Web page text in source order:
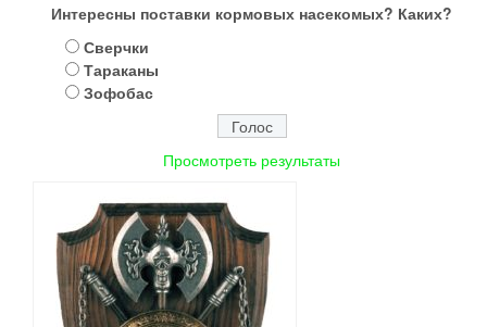
Интересны поставки кормовых насекомых? Каких?
Сверчки
Тараканы
Зофобас
Просмотреть результаты